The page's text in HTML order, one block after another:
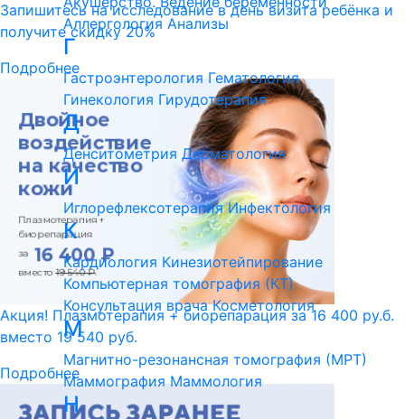
Запишитесь на исследование в день визита ребёнка и
получите скидку 20%
Подробнее
Акция! Плазмотерапия + биорепарация за 16 400 ру.б.
вместо 19 540 руб.
Подробнее
Аллергология Анализы
Г
Гастроэнтерология Гематология
Гинекология Гирудотерапия
Д
Денситометрия Дерматология
И
Иглорефлексотерапия Инфектология
К
Кардиология Кинезиотейпирование
Компьютерная томография (КТ)
Консультация врача Косметология
М
Магнитно-резонансная томография (МРТ)
Маммография Маммология
Н